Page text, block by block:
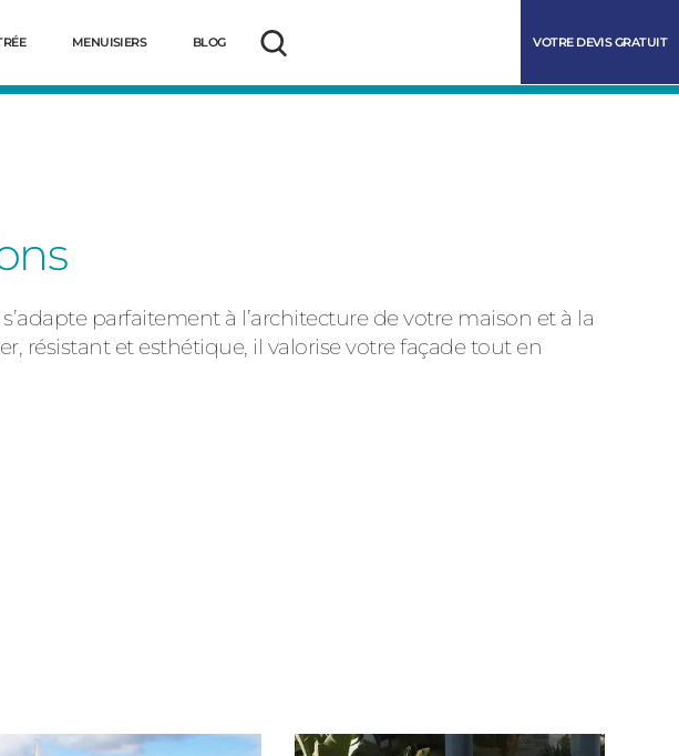
MENUISIERS BLOG
Rechercher
VOTRE DEVIS GRATUIT
parfaitement à l’architecture de votre maison et à la
résistant et esthétique, il valorise votre façade tout en